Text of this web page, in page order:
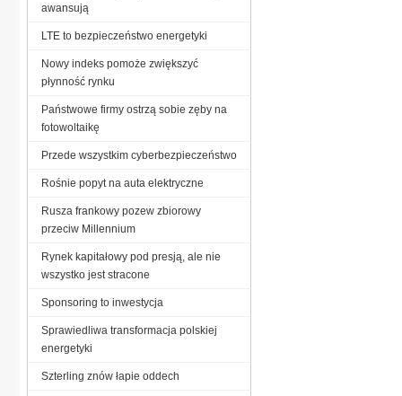
awansują
LTE to bezpieczeństwo energetyki
Nowy indeks pomoże zwiększyć
płynność rynku
Państwowe firmy ostrzą sobie zęby na
fotowoltaikę
Przede wszystkim cyberbezpieczeństwo
Rośnie popyt na auta elektryczne
Rusza frankowy pozew zbiorowy
przeciw Millennium
Rynek kapitałowy pod presją, ale nie
wszystko jest stracone
Sponsoring to inwestycja
Sprawiedliwa transformacja polskiej
energetyki
Szterling znów łapie oddech